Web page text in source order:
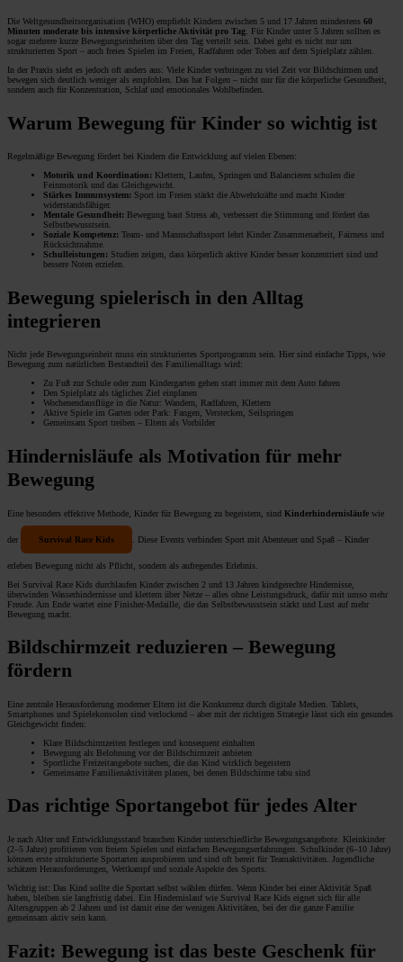
Die Weltgesundheitsorganisation (WHO) empfiehlt Kindern zwischen 5 und 17 Jahren mindestens 60
Minuten moderate bis intensive körperliche Aktivität pro Tag . Für Kinder unter 5 Jahren sollten es
sogar mehrere kurze Bewegungseinheiten über den Tag verteilt sein. Dabei geht es nicht nur um
strukturierten Sport – auch freies Spielen im Freien, Radfahren oder Toben auf dem Spielplatz zählen.
In der Praxis sieht es jedoch oft anders aus: Viele Kinder verbringen zu viel Zeit vor Bildschirmen und
bewegen sich deutlich weniger als empfohlen. Das hat Folgen – nicht nur für die körperliche Gesundheit,
sondern auch für Konzentration, Schlaf und emotionales Wohlbefinden.
Warum Bewegung für Kinder so wichtig ist
Regelmäßige Bewegung fördert bei Kindern die Entwicklung auf vielen Ebenen:
Motorik und Koordination: Klettern, Laufen, Springen und Balancieren schulen die
Feinmotorik und das Gleichgewicht.
Stärkes Immunsystem: Sport im Freien stärkt die Abwehrkräfte und macht Kinder
widerstandsfähiger.
Mentale Gesundheit: Bewegung baut Stress ab, verbessert die Stimmung und fördert das
Selbstbewusstsein.
Soziale Kompetenz: Team- und Mannschaftssport lehrt Kinder Zusammenarbeit, Fairness und
Rücksichtnahme.
Schulleistungen: Studien zeigen, dass körperlich aktive Kinder besser konzentriert sind und
bessere Noten erzielen.
Bewegung spielerisch in den Alltag
integrieren
Nicht jede Bewegungseinheit muss ein strukturiertes Sportprogramm sein. Hier sind einfache Tipps, wie
Bewegung zum natürlichen Bestandteil des Familienalltags wird:
Zu Fuß zur Schule oder zum Kindergarten gehen statt immer mit dem Auto fahren
Den Spielplatz als tägliches Ziel einplanen
Wochenendausflüge in die Natur: Wandern, Radfahren, Klettern
Aktive Spiele im Garten oder Park: Fangen, Verstecken, Seilspringen
Gemeinsam Sport treiben – Eltern als Vorbilder
Hindernisläufe als Motivation für mehr
Bewegung
Eine besonders effektive Methode, Kinder für Bewegung zu begeistern, sind Kinderhindernisläufe wie
der Survival Race Kids . Diese Events verbinden Sport mit Abenteuer und Spaß – Kinder
erleben Bewegung nicht als Pflicht, sondern als aufregendes Erlebnis.
Bei Survival Race Kids durchlaufen Kinder zwischen 2 und 13 Jahren kindgerechte Hindernisse,
überwinden Wasserhindernisse und klettern über Netze – alles ohne Leistungsdruck, dafür mit umso mehr
Freude. Am Ende wartet eine Finisher-Medaille, die das Selbstbewusstsein stärkt und Lust auf mehr
Bewegung macht.
Bildschirmzeit reduzieren – Bewegung
fördern
Eine zentrale Herausforderung moderner Eltern ist die Konkurrenz durch digitale Medien. Tablets,
Smartphones und Spielekonsolen sind verlockend – aber mit der richtigen Strategie lässt sich ein gesundes
Gleichgewicht finden:
Klare Bildschirmzeiten festlegen und konsequent einhalten
Bewegung als Belohnung vor der Bildschirmzeit anbieten
Sportliche Freizeitangebote suchen, die das Kind wirklich begeistern
Gemeinsame Familienaktivitäten planen, bei denen Bildschirme tabu sind
Das richtige Sportangebot für jedes Alter
Je nach Alter und Entwicklungsstand brauchen Kinder unterschiedliche Bewegungsangebote. Kleinkinder
(2–5 Jahre) profitieren von freiem Spielen und einfachen Bewegungserfahrungen. Schulkinder (6–10 Jahre)
können erste strukturierte Sportarten ausprobieren und sind oft bereit für Teamaktivitäten. Jugendliche
schätzen Herausforderungen, Wettkampf und soziale Aspekte des Sports.
Wichtig ist: Das Kind sollte die Sportart selbst wählen dürfen. Wenn Kinder bei einer Aktivität Spaß
haben, bleiben sie langfristig dabei. Ein Hindernislauf wie Survival Race Kids eignet sich für alle
Altersgruppen ab 2 Jahren und ist damit eine der wenigen Aktivitäten, bei der die ganze Familie
gemeinsam aktiv sein kann.
Fazit: Bewegung ist das beste Geschenk für